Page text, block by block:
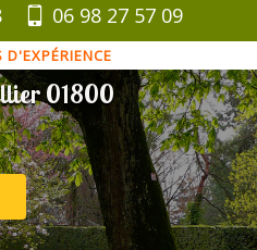
06 98 27 57 09
01800